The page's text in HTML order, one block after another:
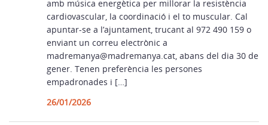
amb música energètica per millorar la resistència
cardiovascular, la coordinació i el to muscular. Cal
apuntar-se a l’ajuntament, trucant al 972 490 159 o
enviant un correu electrònic a
madremanya@madremanya.cat, abans del dia 30 de
gener. Tenen preferència les persones
empadronades i […]
26/01/2026